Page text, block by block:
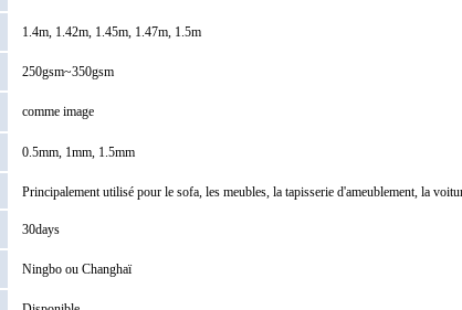
1.4m, 1.42m, 1.45m, 1.47m, 1.5m
250gsm~350gsm
comme image
0.5mm, 1mm, 1.5mm
Principalement utilisé pour le sofa, les meubles, la tapisserie d'ameublement, la
30days
Ningbo ou Changhaï